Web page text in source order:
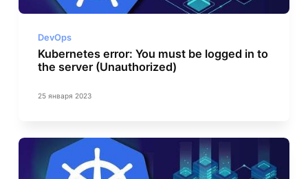
DevOps
Kubernetes error: You must be logged in to
the server (Unauthorized)
25 января 2023